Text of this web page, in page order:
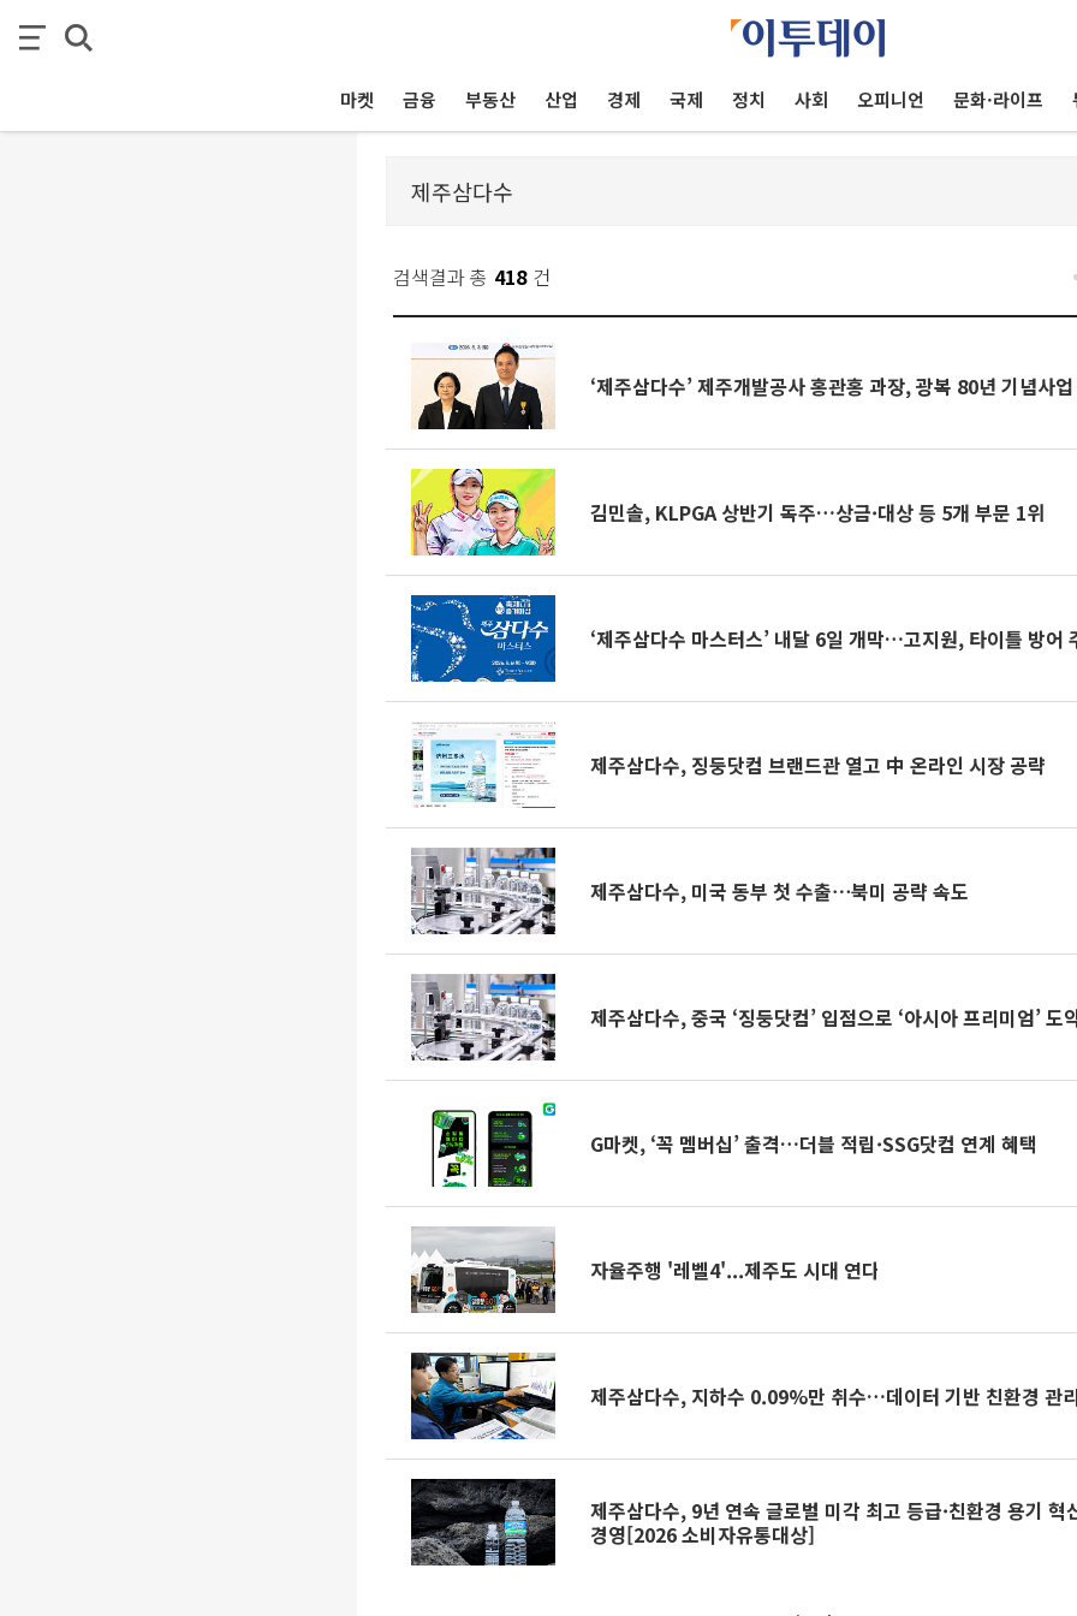
마켓 금융 부동산 산업 경제 국제 정치 사회 오피니언 문화·라이프
검색결과 총 418 건
‘제주삼다수’ 제주개발공사 홍관홍 과장, 광복 80년 기념사업
김민솔, KLPGA 상반기 독주…상금·대상 등 5개 부문 1위
‘제주삼다수 마스터스’ 내달 6일 개막…고지원, 타이틀 방어
제주삼다수, 징둥닷컴 브랜드관 열고 中 온라인 시장 공략
제주삼다수, 미국 동부 첫 수출⋯북미 공략 속도
제주삼다수, 중국 ‘징둥닷컴’ 입점으로 ‘아시아 프리미엄’ 도
G마켓, ‘꼭 멤버십’ 출격…더블 적립·SSG닷컴 연계 혜택
자율주행 '레벨4'...제주도 시대 연다
제주삼다수, 지하수 0.09%만 취수…데이터 기반 친환경 관
제주삼다수, 9년 연속 글로벌 미각 최고 등급·친환경 용기 혁
경영[2026 소비자유통대상]